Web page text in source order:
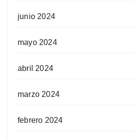
junio 2024
mayo 2024
abril 2024
marzo 2024
febrero 2024